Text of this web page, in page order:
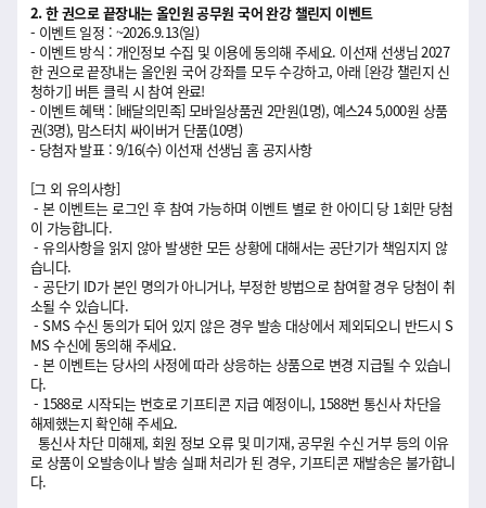
2. 한 권으로 끝장내는 올인원 공무원 국어 완강 챌린지 이벤트
- 이벤트 일정 : ~2026.9.13(일)
- 이벤트 방식 : 개인정보 수집 및 이용에 동의해 주세요. 이선재 선생님 2027
한 권으로 끝장내는 올인원 국어 강좌를 모두 수강하고, 아래 [완강 챌린지 신
청하기] 버튼 클릭 시 참여 완료!
- 이벤트 혜택 : [배달의민족] 모바일상품권 2만원(1명), 예스24 5,000원 상품
권(3명), 맘스터치 싸이버거 단품(10명)
- 당첨자 발표 : 9/16(수) 이선재 선생님 홈 공지사항
[그 외 유의사항]
- 본 이벤트는 로그인 후 참여 가능하며 이벤트 별로 한 아이디 당 1회만 당첨
이 가능합니다.
- 유의사항을 읽지 않아 발생한 모든 상황에 대해서는 공단기가 책임지지 않
습니다.
- 공단기 ID가 본인 명의가 아니거나, 부정한 방법으로 참여할 경우 당첨이 취
소될 수 있습니다.
- SMS 수신 동의가 되어 있지 않은 경우 발송 대상에서 제외되오니 반드시 S
MS 수신에 동의해 주세요.
- 본 이벤트는 당사의 사정에 따라 상응하는 상품으로 변경 지급될 수 있습니
다.
- 1588로 시작되는 번호로 기프티콘 지급 예정이니, 1588번 통신사 차단을
해제했는지 확인해 주세요.
통신사 차단 미해제, 회원 정보 오류 및 미기재, 공무원 수신 거부 등의 이유
로 상품이 오발송이나 발송 실패 처리가 된 경우, 기프티콘 재발송은 불가합니
다.